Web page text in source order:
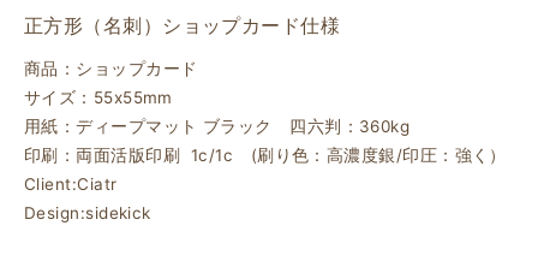
正方形（名刺）ショップカード仕様
商品：ショップカード
サイズ：55x55mm
用紙：ディープマット ブラック 四六判：360kg
印刷：両面活版印刷 1c/1c (刷り色：高濃度銀/印圧：強く）
Client:Ciatr
Design:sidekick